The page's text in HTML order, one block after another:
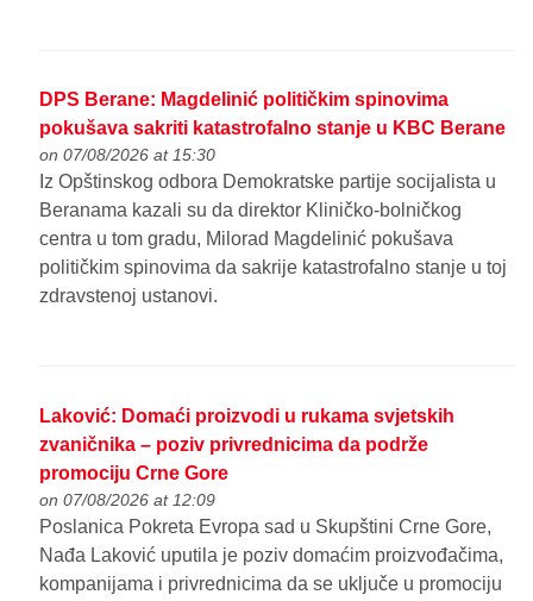
DPS Berane: Magdelinić političkim spinovima
pokušava sakriti katastrofalno stanje u KBC Berane
on 07/08/2026 at 15:30
Iz Opštinskog odbora Demokratske partije socijalista u
Beranama kazali su da direktor Kliničko-bolničkog
centra u tom gradu, Milorad Magdelinić pokušava
političkim spinovima da sakrije katastrofalno stanje u toj
zdravstenoj ustanovi.
Laković: Domaći proizvodi u rukama svjetskih
zvaničnika – poziv privrednicima da podrže
promociju Crne Gore
on 07/08/2026 at 12:09
Poslanica Pokreta Evropa sad u Skupštini Crne Gore,
Nađa Laković uputila je poziv domaćim proizvođačima,
kompanijama i privrednicima da se uključe u promociju